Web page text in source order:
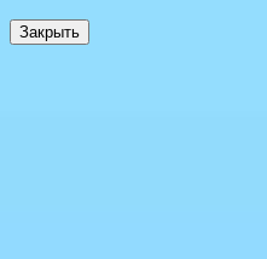
Закрыть